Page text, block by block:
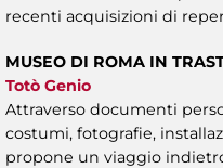
recenti acquisizioni di
MUSEO DI ROMA IN
Totò Genio
Attraverso documenti
costumi, fotografie,
propone un viaggio